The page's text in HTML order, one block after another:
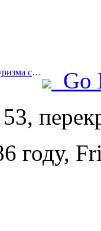
Prev:Министерство культуры и туризма сообщило, что в 2025 году 16 994 достопримечательности категории А посетили 7,51 миллиарда человек, что принесло доход от туризма в размере 554,49 миллиарда юаней.
Go
году,